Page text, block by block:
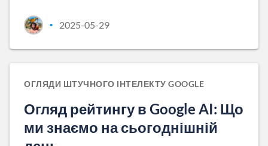
• 2025-05-29
ОГЛЯДИ ШТУЧНОГО ІНТЕЛЕКТУ GOOGLE
Огляд рейтингу в Google AI: Що
ми знаємо на сьогоднішній